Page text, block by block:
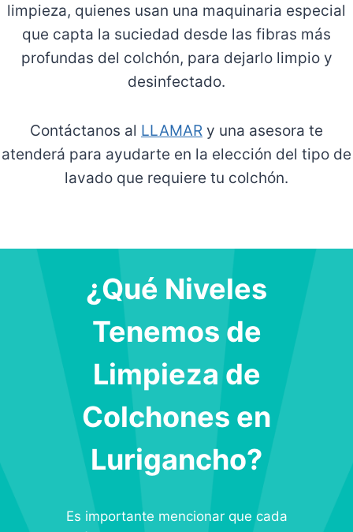
limpieza, quienes usan una maquinaria especial
que capta la suciedad desde las fibras más
profundas del colchón, para dejarlo limpio y
desinfectado.
Contáctanos al LLAMAR y una asesora te
atenderá para ayudarte en la elección del tipo de
lavado que requiere tu colchón.
¿Qué Niveles
Tenemos de
Limpieza de
Colchones en
Lurigancho?
Es importante mencionar que cada